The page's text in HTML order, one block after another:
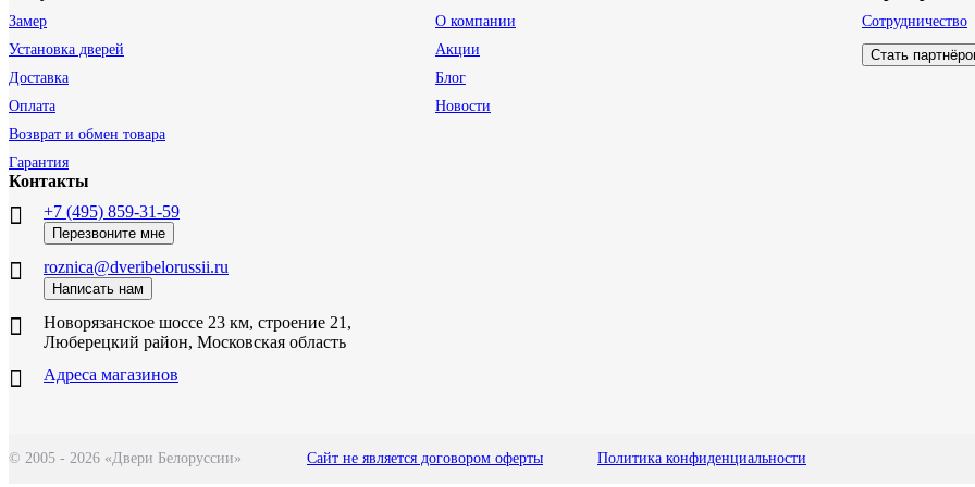
Замер
Установка дверей
Доставка
Оплата
Возврат и обмен товара
Гарантия
О компании
Акции
Блог
Новости
Сотрудничество
Стать
Контакты
+7 (495) 859-31-59
Перезвоните мне
roznica@dveribelorussii.ru
Написать нам
Новорязанское шоссе 23 км, строение 21,
Люберецкий район, Московская область
Адреса магазинов
© 2005 - 2026 «Двери Белоруссии» Сайт не является договором оферты Политика конфиденциальности